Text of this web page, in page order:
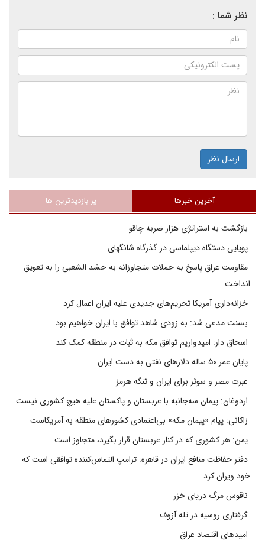
نظر شما :
ارسال نظر
آخرین خبرها پر بازدیدترین ها
بازگشت به استراتژی هزار ضربه چاقو
پویایی دستگاه دیپلماسی در گذرگاه شانگهای
مقاومت عراق پاسخ به حملات متجاوزانه به حشد الشعبی را به تعویق
انداخت
خزانه‌داری آمریکا تحریم‌های جدیدی علیه ایران اعمال کرد
بسنت مدعی شد: به زودی شاهد توافق با ایران خواهیم بود
اسحاق دار: امیدواریم توافق مکه به ثبات در منطقه کمک کند
پایان عمر ۵۰ ساله دلارهای نفتی به دست ایران
عبرت مصر و سوئز برای ایران و تنگه هرمز
اردوغان: پیمان سه‌جانبه با عربستان و پاکستان علیه هیچ کشوری نیست
زاکانی: پیام «پیمان مکه» بی‌اعتمادی کشورهای منطقه به آمریکاست
یمن: هر کشوری که در کنار عربستان قرار بگیرد، متجاوز است
دفتر حفاظت منافع ایران در قاهره: ترامپ التماس‌کننده توافقی است که
خود ویران کرد
ناقوس مرگ دریای خزر
گرفتاری روسیه در تله آزوف
امیدهای اقتصاد عراق